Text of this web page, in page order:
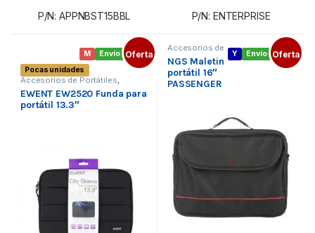
P/N: APPNBST15BBL P/N: ENTERPRISE
Envío gratis
M Oferta
Pocas unidades
Accesorios de Portátiles,
Ordenadores
EWENT EW2520 Funda para
portátil 13.3″
Envío gratis
Y Oferta
Accesorios de
Portátiles,
Bolsas y
maletines,
Ordenadores
NGS Maletin
portátil 16″
PASSENGER